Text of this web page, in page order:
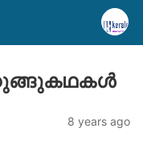
8 years ago